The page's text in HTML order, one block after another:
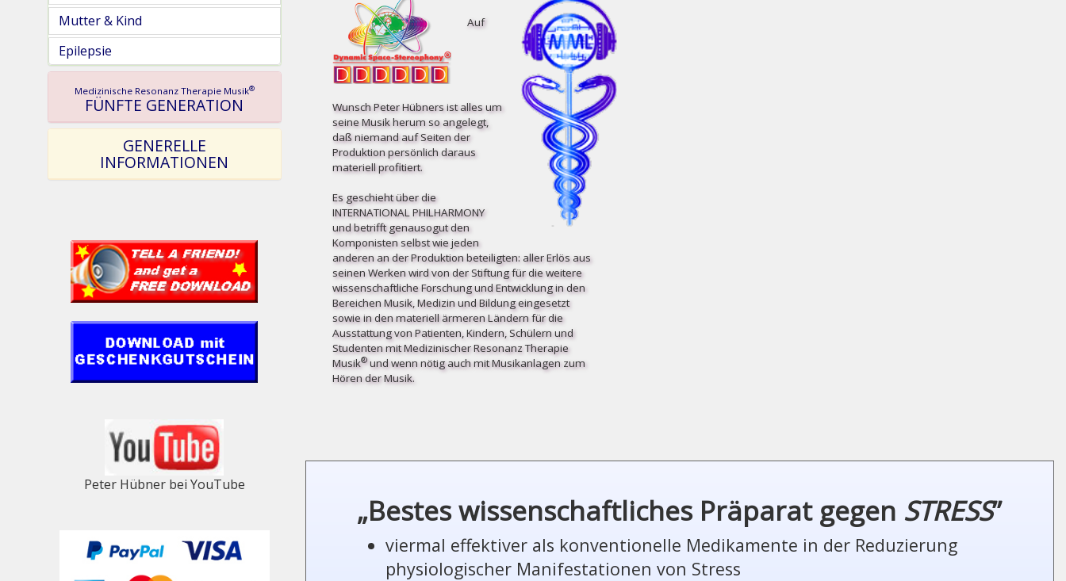
Mutter & Kind
Epilepsie
Medizinische Resonanz Therapie Musik®
FÜNFTE GENERATION
GENERELLE
INFORMATIONEN
Peter Hübner bei YouTube
Auf
Wunsch Peter Hübners ist alles um
seine Musik herum so angelegt,
daß niemand auf Seiten der
Produktion persönlich daraus
materiell profitiert.
Es geschieht über die
INTERNATIONAL PHILHARMONY
und betrifft ge­nau­so­gut den
Komponisten selbst wie jeden
anderen an der Produktion beteiligten: aller Erlös aus
seinen Werken wird von der Stiftung für die weitere
wissenschaftliche Forschung und Entwicklung in den
Bereichen Musik, Medizin und Bildung eingesetzt
sowie in den materiell ärmeren Ländern für die
Ausstattung von Patienten, Kindern, Schülern und
Studenten mit Medizinischer Resonanz Therapie
Musik®und wenn nötig auch mit Musikanlagen zum
Hören der Musik.
„Bestes wissenschaftliches Präparat gegen STRESS”
viermal effektiver als konventionelle Medikamente in der Reduzierung
phy­sio­lo­gi­scher Manifestationen von Stress